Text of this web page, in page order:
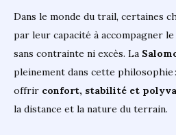
Dans le monde du trail, certaines
par leur capacité à accompagner
sans contrainte ni excès. La
pleinement dans cette philosophie
offrir confort, stabilité et
la distance et la nature du terrain.